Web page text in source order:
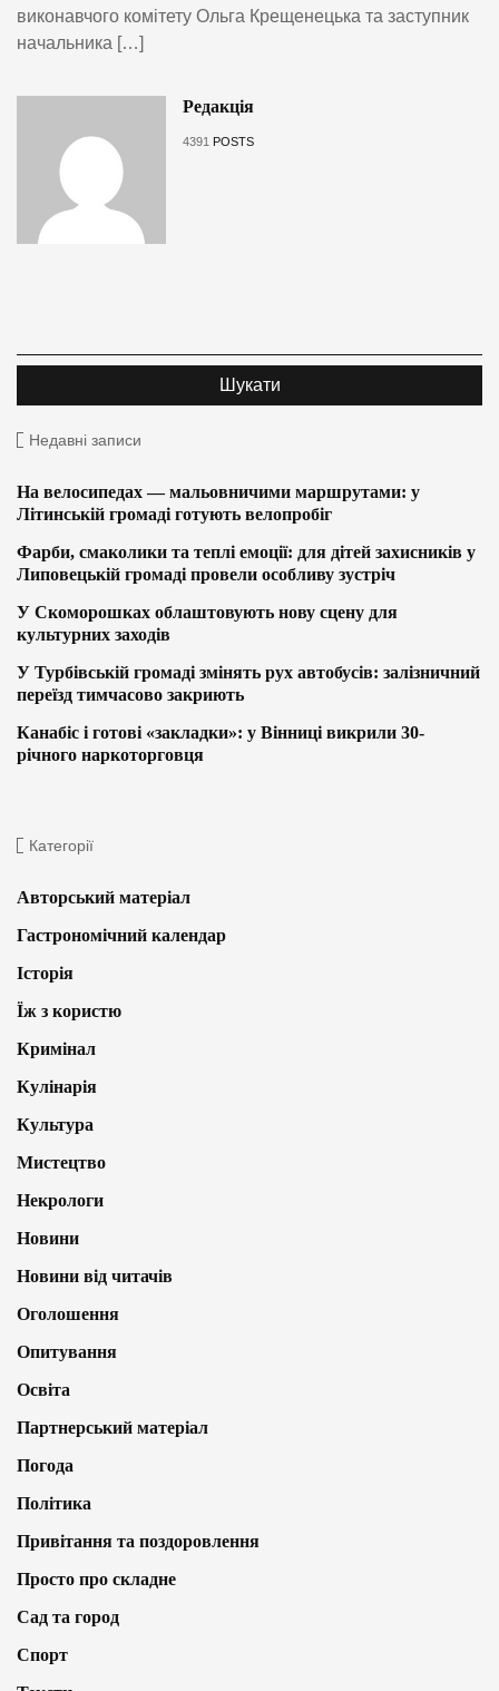
виконавчого комітету Ольга Крещенецька та заступник
начальника […]
Редакція
4391 POSTS
Недавні записи
На велосипедах — мальовничими маршрутами: у
Літинській громаді готують велопробіг
Фарби, смаколики та теплі емоції: для дітей захисників у
Липовецькій громаді провели особливу зустріч
У Скоморошках облаштовують нову сцену для
культурних заходів
У Турбівській громаді змінять рух автобусів: залізничний
переїзд тимчасово закриють
Канабіс і готові «закладки»: у Вінниці викрили 30-
річного наркоторговця
Категорії
Авторський матеріал
Гастрономічний календар
Історія
Їж з користю
Кримінал
Кулінарія
Культура
Мистецтво
Некрологи
Новини
Новини від читачів
Оголошення
Опитування
Освіта
Партнерський матеріал
Погода
Політика
Привітання та поздоровлення
Просто про складне
Сад та город
Спорт